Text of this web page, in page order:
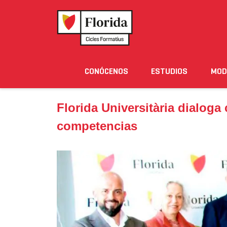
Noticias Eventos Blog Solicita
CONÓCENOS ESTUDIOS
Florida Universitària dialoga
competencias